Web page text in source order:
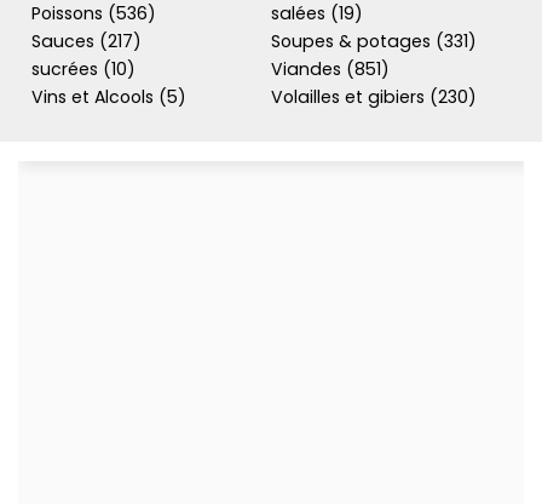
Poissons (536)
salées (19)
Sauces (217)
Soupes & potages (331)
sucrées (10)
Viandes (851)
Vins et Alcools (5)
Volailles et gibiers (230)